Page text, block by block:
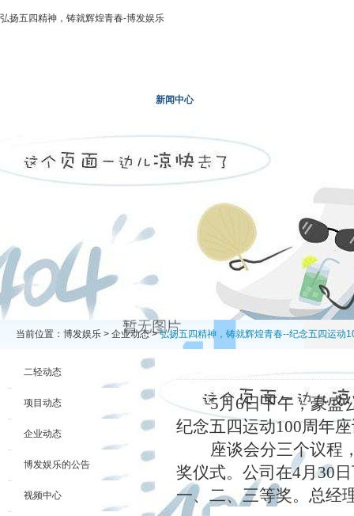
弘扬五四精神，铸就辉煌青春-博发娱乐
新闻中心
当前位置： 博发娱乐 > 企业动态>弘扬五四精神，铸就辉煌青春--纪念五四运动
二轻动态
项目动态
企业动态
博发娱乐的公告
视频中心
5月6日下午，豪盛
纪念五四运动100周年
座谈会分三个议程
奖仪式。公司在4月30
一、二、三等奖。总经